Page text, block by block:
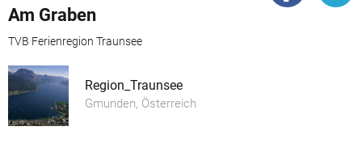
Am Graben
TVB Ferienregion Traunsee
Region_Traunsee
Gmunden, Österreich